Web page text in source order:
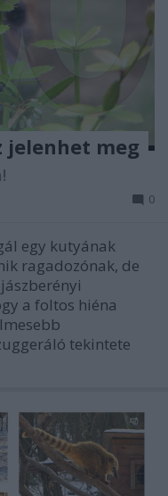
jelenhet meg
0
egy kutyának
ragadozónak, de
a foltos hiéna
tekintete